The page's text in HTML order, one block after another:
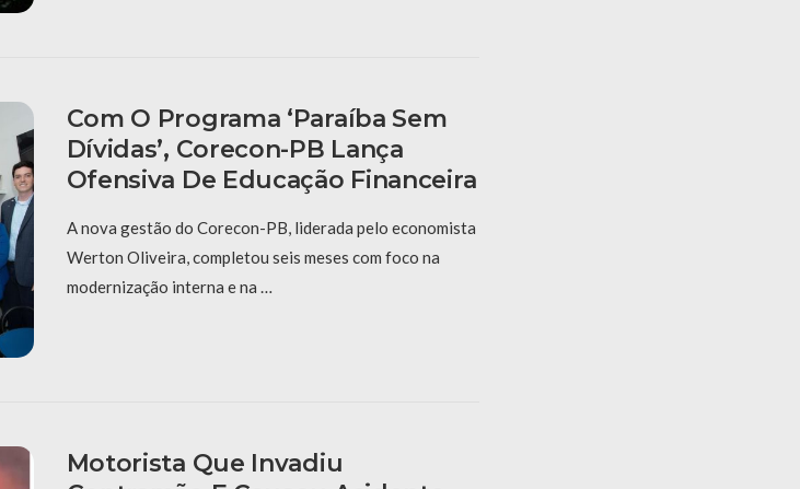
Com O Programa ‘Paraíba Sem
Dívidas’, Corecon-PB Lança
Ofensiva De Educação Financeira
A nova gestão do Corecon-PB, liderada pelo economista
Werton Oliveira, completou seis meses com foco na
modernização interna e na …
Motorista Que Invadiu